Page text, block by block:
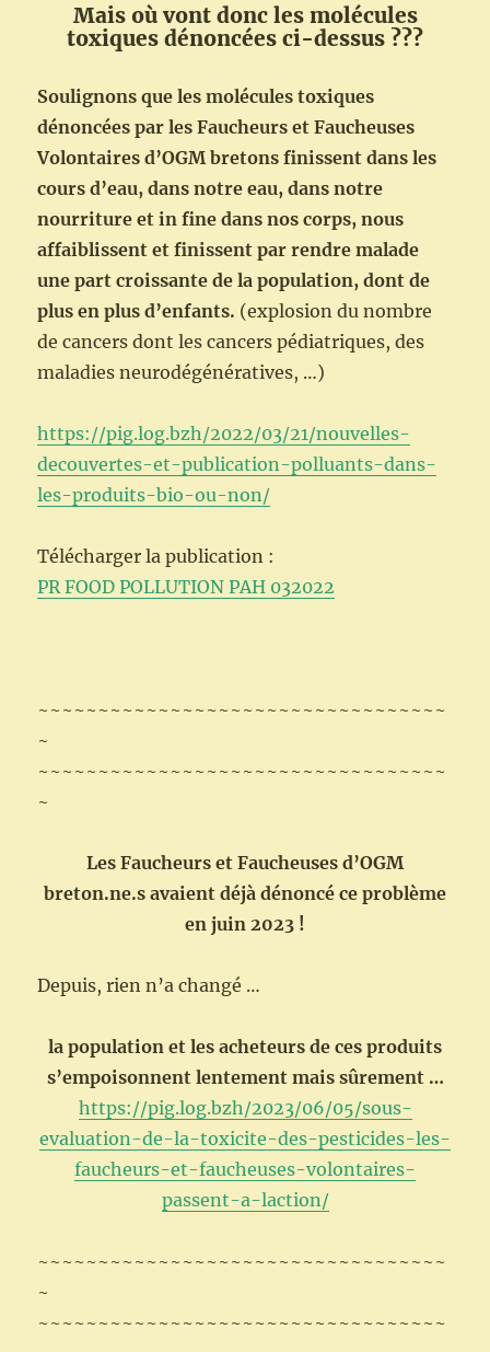
Mais où vont donc les molécules
toxiques dénoncées ci-dessus ???
Soulignons que les molécules toxiques
dénoncées par les Faucheurs et Faucheuses
Volontaires d’OGM bretons finissent dans les
cours d’eau, dans notre eau, dans notre
nourriture et in fine dans nos corps, nous
affaiblissent et finissent par rendre malade
une part croissante de la population, dont de
plus en plus d’enfants. (explosion du nombre
de cancers dont les cancers pédiatriques, des
maladies neurodégénératives, …)
https://pig.log.bzh/2022/03/21/nouvelles-
decouvertes-et-publication-polluants-dans-
les-produits-bio-ou-non/
Télécharger la publication :
PR FOOD POLLUTION PAH 032022
~~~~~~~~~~~~~~~~~~~~~~~~~~~~~~~~~~
~
~~~~~~~~~~~~~~~~~~~~~~~~~~~~~~~~~~
~
Les Faucheurs et Faucheuses d’OGM
breton.ne.s avaient déjà dénoncé ce problème
en juin 2023 !
Depuis, rien n’a changé …
la population et les acheteurs de ces produits
s’empoisonnent lentement mais sûrement …
https://pig.log.bzh/2023/06/05/sous-
evaluation-de-la-toxicite-des-pesticides-les-
faucheurs-et-faucheuses-volontaires-
passent-a-laction/
~~~~~~~~~~~~~~~~~~~~~~~~~~~~~~~~~~
~
~~~~~~~~~~~~~~~~~~~~~~~~~~~~~~~~~~